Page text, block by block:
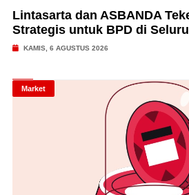
Lintasarta dan ASBANDA
Strategis untuk BPD di
KAMIS, 6 AGUSTUS 2026
Market